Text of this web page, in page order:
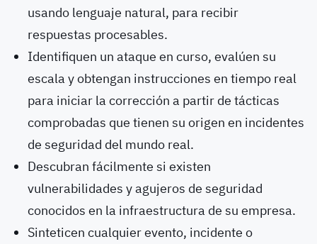
usando lenguaje natural, para recibir
respuestas procesables.
Identifiquen un ataque en curso, evalúen su
escala y obtengan instrucciones en tiempo real
para iniciar la corrección a partir de tácticas
comprobadas que tienen su origen en incidentes
de seguridad del mundo real.
Descubran fácilmente si existen
vulnerabilidades y agujeros de seguridad
conocidos en la infraestructura de su empresa.
Sinteticen cualquier evento, incidente o